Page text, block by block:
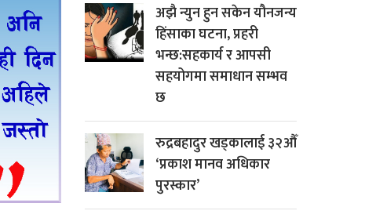
अझै न्युन हुन सकेन यौनजन्य
हिंसाका घटना, प्रहरी
भन्छ:सहकार्य र आपसी
सहयोगमा समाधान सम्भव
छ
रुद्रबहादुर खड्कालाई ३२औँ
‘प्रकाश मानव अधिकार
पुरस्कार’